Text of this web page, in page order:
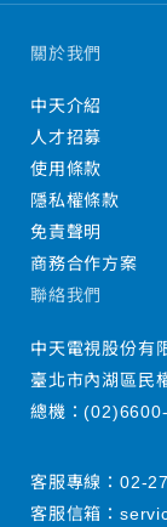
關於我們
中天介紹
人才招募
使用條款
隱私權條款
免責聲明
商務合作方案
聯絡我們
中天電視股份有
臺北市內湖區民
總機：
客服專線： 02-
客服信箱：